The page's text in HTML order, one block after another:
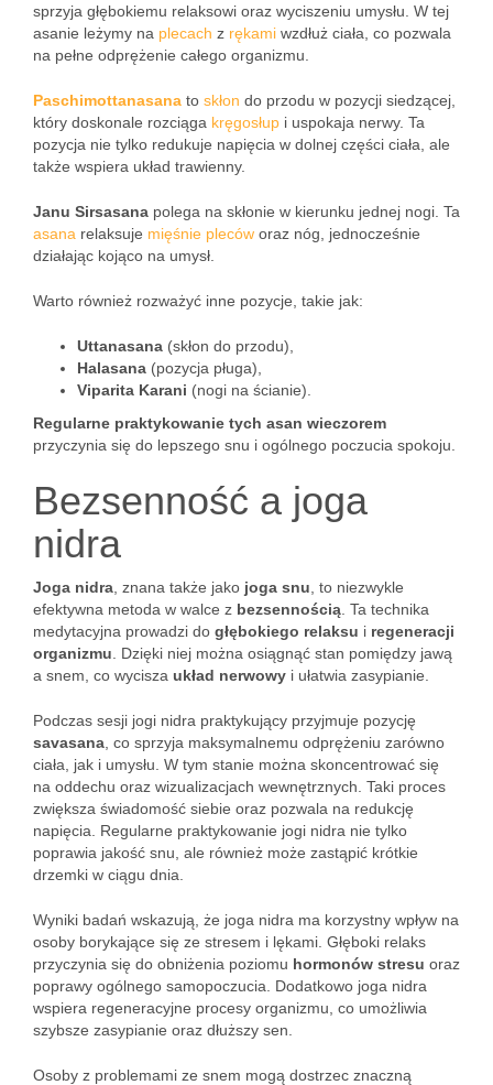
sprzyja głębokiemu relaksowi oraz wyciszeniu umysłu. W tej
asanie leżymy na plecach z rękami wzdłuż ciała, co pozwala
na pełne odprężenie całego organizmu.
Paschimottanasana to skłon do przodu w pozycji siedzącej,
który doskonale rozciąga kręgosłup i uspokaja nerwy. Ta
pozycja nie tylko redukuje napięcia w dolnej części ciała, ale
także wspiera układ trawienny.
Janu Sirsasana polega na skłonie w kierunku jednej nogi. Ta
asana relaksuje mięśnie pleców oraz nóg, jednocześnie
działając kojąco na umysł.
Warto również rozważyć inne pozycje, takie jak:
Uttanasana (skłon do przodu),
Halasana (pozycja pługa),
Viparita Karani (nogi na ścianie).
Regularne praktykowanie tych asan wieczorem
przyczynia się do lepszego snu i ogólnego poczucia spokoju.
Bezsenność a joga
nidra
Joga nidra , znana także jako joga snu , to niezwykle
efektywna metoda w walce z bezsennością . Ta technika
medytacyjna prowadzi do głębokiego relaksu i regeneracji
organizmu . Dzięki niej można osiągnąć stan pomiędzy jawą
a snem, co wycisza układ nerwowy i ułatwia zasypianie.
Podczas sesji jogi nidra praktykujący przyjmuje pozycję
savasana , co sprzyja maksymalnemu odprężeniu zarówno
ciała, jak i umysłu. W tym stanie można skoncentrować się
na oddechu oraz wizualizacjach wewnętrznych. Taki proces
zwiększa świadomość siebie oraz pozwala na redukcję
napięcia. Regularne praktykowanie jogi nidra nie tylko
poprawia jakość snu, ale również może zastąpić krótkie
drzemki w ciągu dnia.
Wyniki badań wskazują, że joga nidra ma korzystny wpływ na
osoby borykające się ze stresem i lękami. Głęboki relaks
przyczynia się do obniżenia poziomu hormonów stresu oraz
poprawy ogólnego samopoczucia. Dodatkowo joga nidra
wspiera regeneracyjne procesy organizmu, co umożliwia
szybsze zasypianie oraz dłuższy sen.
Osoby z problemami ze snem mogą dostrzec znaczną